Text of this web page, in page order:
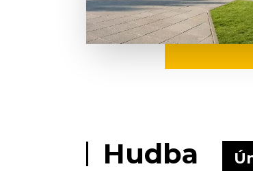
Hudba